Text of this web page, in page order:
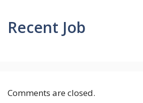
Recent Job
Comments are closed.